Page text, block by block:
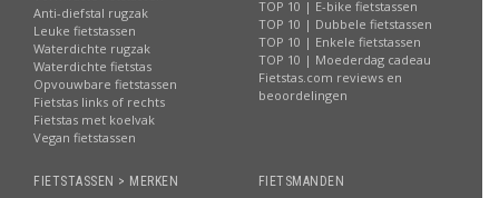
Anti-diefstal rugzak
Leuke fietstassen
Waterdichte rugzak
Waterdichte fietstas
Opvouwbare fietstassen
Fietstas links of rechts
Fietstas met koelvak
Vegan fietstassen
TOP 10 | E-bike fietstassen
TOP 10 | Dubbele fietstassen
TOP 10 | Enkele fietstassen
TOP 10 | Moederdag cadeau
Fietstas.com reviews en
beoordelingen
FIETSTASSEN > MERKEN FIETSMANDEN